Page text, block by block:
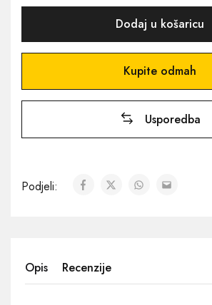
Dodaj u košaricu
Kupite odmah
Usporedba
Podjeli:
Opis Recenzije